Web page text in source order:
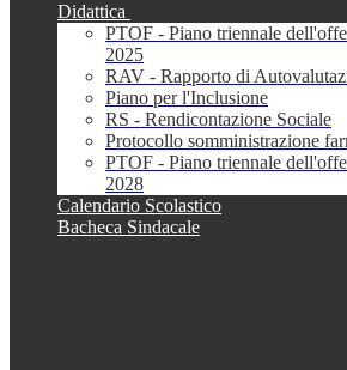
Didattica
PTOF - Piano triennale
2025
RAV - Rapporto di
Piano per l'Inclusione
RS - Rendicontazione Sociale
Protocollo somministrazione
PTOF - Piano triennale
2028
Calendario Scolastico
Bacheca Sindacale